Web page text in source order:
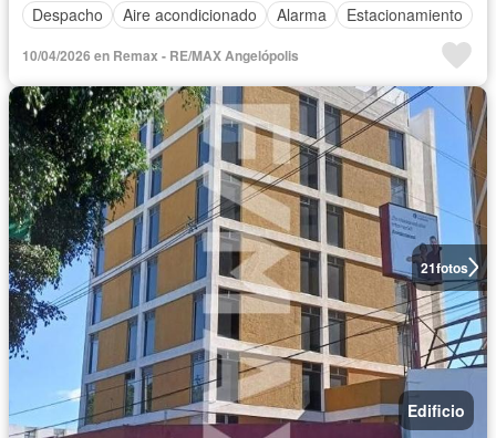
Despacho
Aire acondicionado Alarma Estacionamiento
10/04/2026 en Remax - RE/MAX Angelópolis
21fotos
Edificio